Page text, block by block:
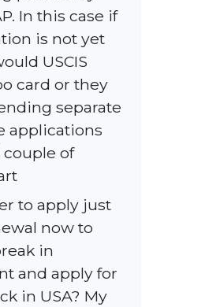
In this case if
is not yet
USCIS
card or they
separate
applications
of
to apply just
now to
in
and apply for
in USA? My